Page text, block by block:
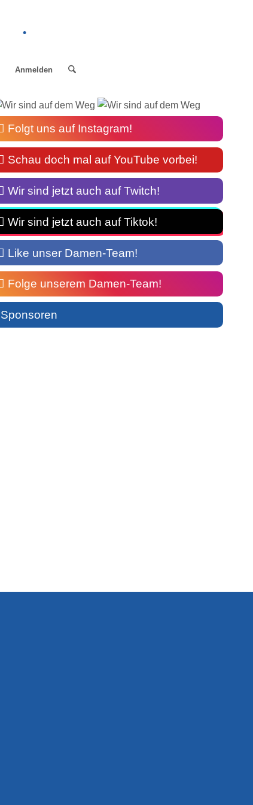
.
Anmelden
Folgt uns auf Instagram!
Schau doch mal auf YouTube vorbei!
Wir sind jetzt auch auf Twitch!
Wir sind jetzt auch auf Tiktok!
Like unser Damen-Team!
Folge unserem Damen-Team!
Sponsoren